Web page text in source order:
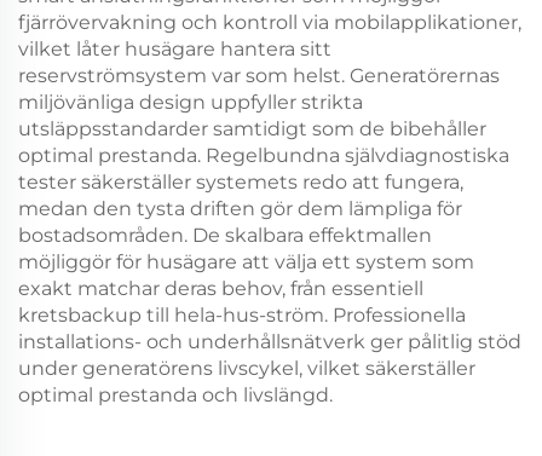
fjärrövervakning och kontroll via mobilapplikationer,
vilket låter husägare hantera sitt
reservströmsystem var som helst. Generatörernas
miljövänliga design uppfyller strikta
utsläppsstandarder samtidigt som de bibehåller
optimal prestanda. Regelbundna självdiagnostiska
tester säkerställer systemets redo att fungera,
medan den tysta driften gör dem lämpliga för
bostadsområden. De skalbara effektmallen
möjliggör för husägare att välja ett system som
exakt matchar deras behov, från essentiell
kretsbackup till hela-hus-ström. Professionella
installations- och underhållsnätverk ger pålitlig stöd
under generatörens livscykel, vilket säkerställer
optimal prestanda och livslängd.